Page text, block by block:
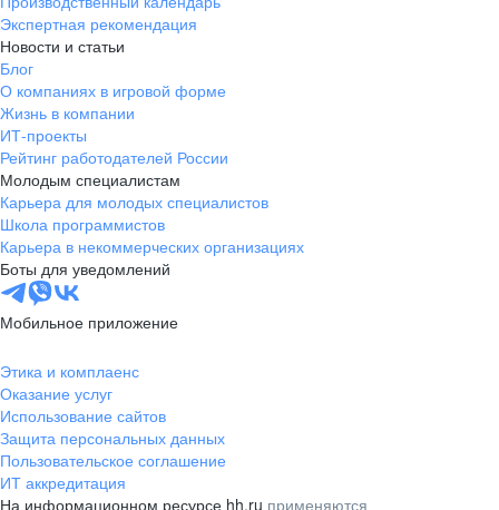
Экспертная рекомендация
Новости и статьи
Блог
О компаниях в игровой форме
Жизнь в компании
ИТ-проекты
Рейтинг работодателей России
Молодым специалистам
Карьера для молодых специалистов
Школа программистов
Карьера в некоммерческих организациях
Боты для уведомлений
Мобильное приложение
Этика и комплаенс
Оказание услуг
Использование сайтов
Защита персональных данных
Пользовательское соглашение
ИТ аккредитация
На информационном ресурсе hh.ru применяются